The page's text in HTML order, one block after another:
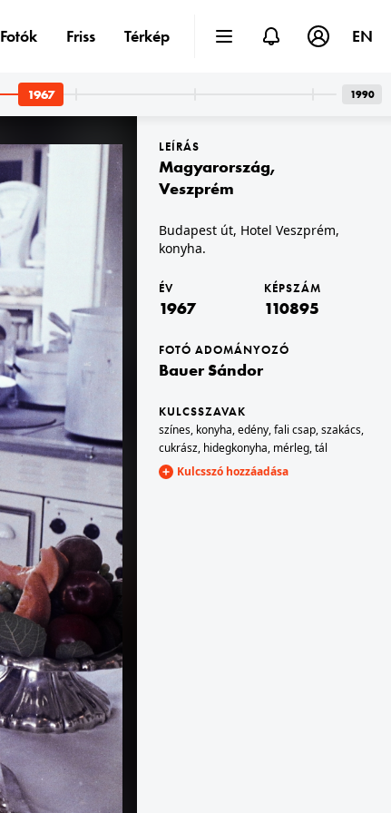
1967 · Budapest IX.
Páva utca 39., zsinagóga.
1967 · Budapest XIII.
Hegedűs Gyula utca 3., zsinagóga.
1967
LEÍRÁS
Magyarország,
Veszprém
Budapest út, Hotel Veszprém,
konyha.
ÉV
1967
KÉPSZÁM
110895
FOTÓ ADOMÁNYOZÓ
Bauer Sándor
KULCSSZAVAK
színes, konyha,edény,fali csap,szakács,
cukrász, hidegkonyha, mérleg,tál
Kulcsszó hozzáadása
Fotók Friss Térkép EN
1990
1967